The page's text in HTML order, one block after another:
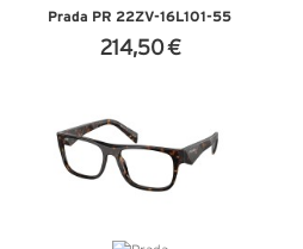
Prada PR 22ZV-16L1O1-55
214,50 €